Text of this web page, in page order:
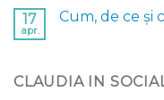
17
apr.
Cum, de ce și
CLAUDIA IN